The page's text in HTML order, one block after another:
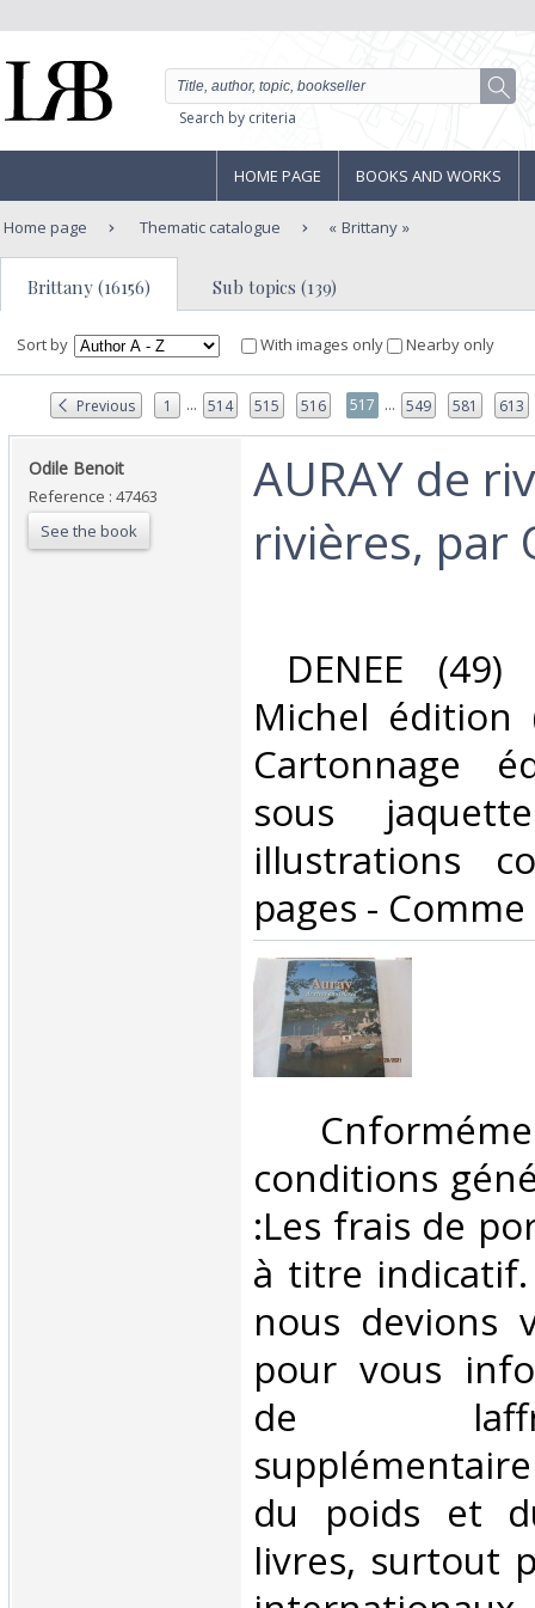
Search by criteria
HOME PAGE BOOKS AND WORKS
Home page Thematic catalogue Brittany
Brittany (16156) Sub topics (139)
Sort by With images only Nearby only
Previous 1 ... 514 515 516 517 ... 549 581 613
‎Odile Benoit‎
Reference : 47463
See the book
‎AURAY de
rivières, par
DENEE
Michel édition
Cartonnage
sous
illustrations
pages -
conditions
:Les frais de
à titre
nous devions
pour vous
de
du poids et
livres, surtout